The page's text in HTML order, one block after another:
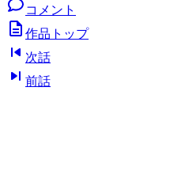
コメント
作品トップ
次話
前話